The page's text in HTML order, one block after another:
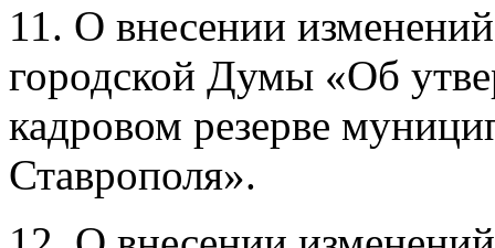
11. О внесении
городской Думы «Об
кадровом резерве
Ставрополя».